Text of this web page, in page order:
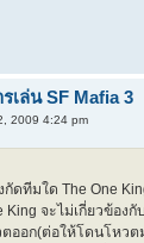
เล่น SF Mafia 3
2009 4:24 pm
ดทีมใด The One
King จะไม่เกี่ยวข้อ
ตออก(ต่อให้โดนโหว